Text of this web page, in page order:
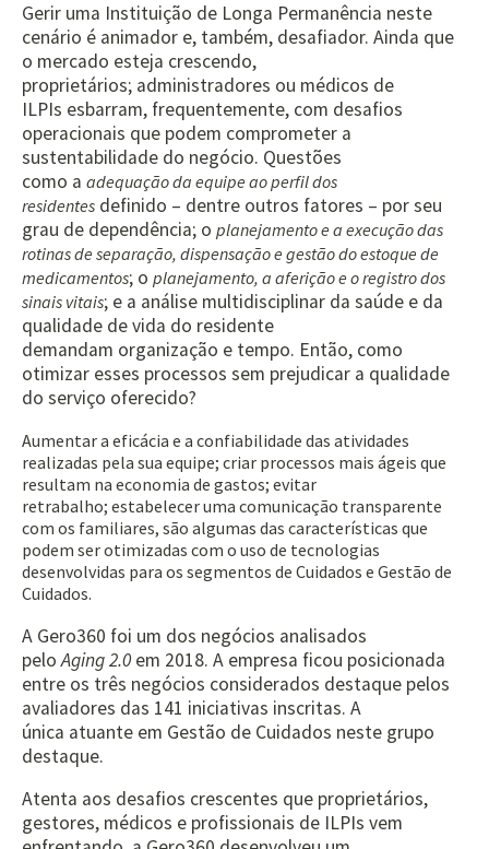
Gerir uma Instituição de Longa Permanência neste
cenário é animador e, também, desafiador. Ainda que
o mercado esteja crescendo,
proprietários; administradores ou médicos de
ILPIs esbarram, frequentemente, com desafios
operacionais que podem comprometer a
sustentabilidade do negócio. Questões
como a adequação da equipe ao perfil dos
residentes definido – dentre outros fatores – por seu
grau de dependência; o planejamento e a execução das
rotinas de separação, dispensaçãoe gestão do estoque de
medicamentos; o planejamento, a aferição e o registro dos
sinais vitais; e a análise multidisciplinar da saúde e da
qualidade de vida do residente
demandam organização e tempo. Então, como
otimizar esses processos sem prejudicar a qualidade
do serviço oferecido?
Aumentar a eficácia e a confiabilidade das atividades
realizadas pela sua equipe; criar processos mais ágeis que
resultam na economia de gastos; evitar
retrabalho; estabelecer uma comunicação transparente
com os familiares, são algumas das características que
podem ser otimizadas com o uso de tecnologias
desenvolvidas para os segmentos de Cuidados e Gestão de
Cuidados.
A Gero360 foi um dos negócios analisados
peloAging2.0 em 2018. A empresa ficou posicionada
entre os três negócios considerados destaque pelos
avaliadores das 141 iniciativas inscritas. A
única atuante em Gestão de Cuidados neste grupo
destaque.
Atenta aos desafios crescentes que proprietários,
gestores, médicos e profissionais de ILPIs vem